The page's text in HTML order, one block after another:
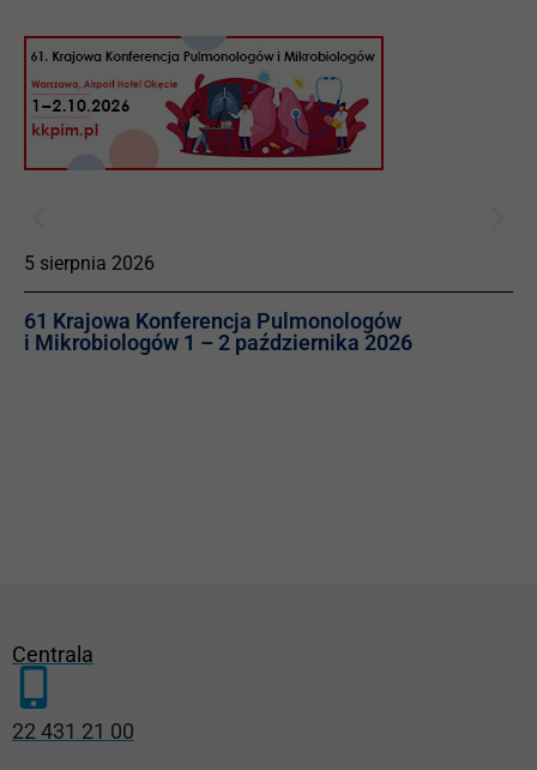
5 sierpnia 2026
61 Krajowa Konferencja Pulmonologów
i Mikrobiologów 1 – 2 października 2026
Centrala
22 431 21 00